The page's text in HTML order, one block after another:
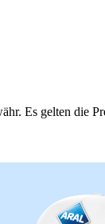
Es gelten die